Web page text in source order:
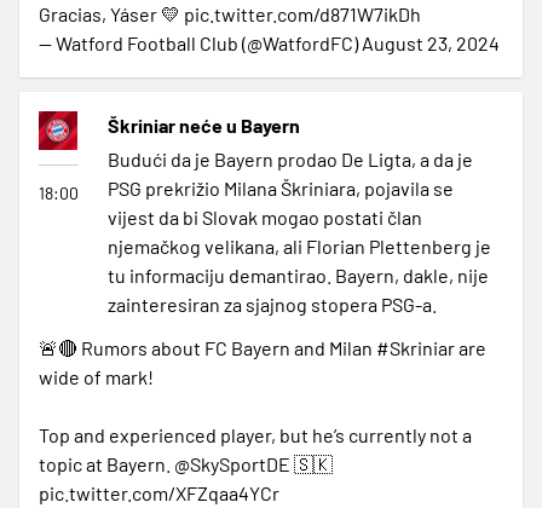
Gracias, Yáser 💛 pic.twitter.com/d871W7ikDh
— Watford Football Club (@WatfordFC)August 23, 2024
18:00
Škriniar neće u Bayern
Budući da je Bayern prodao De Ligta, a da je
PSG prekrižio Milana Škriniara, pojavila se
vijest da bi Slovak mogao postati član
njemačkog velikana, ali Florian Plettenberg je
tu informaciju demantirao. Bayern, dakle, nije
zainteresiran za sjajnog stopera PSG-a.
🚨🔴 Rumors about FC Bayern and Milan #Skriniarare
wide of mark!
Top and experienced player, but he’s currently not a
topic at Bayern. @SkySportDE 🇸🇰
pic.twitter.com/XFZqaa4YCr